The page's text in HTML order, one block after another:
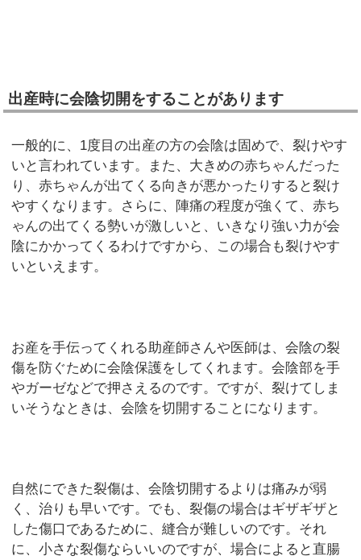
出産時に会陰切開をすることがあります
一般的に、1度目の出産の方の会陰は固めで、裂けやす
いと言われています。また、大きめの赤ちゃんだった
り、赤ちゃんが出てくる向きが悪かったりすると裂け
やすくなります。さらに、陣痛の程度が強くて、赤ち
ゃんの出てくる勢いが激しいと、いきなり強い力が会
陰にかかってくるわけですから、この場合も裂けやす
いといえます。
お産を手伝ってくれる助産師さんや医師は、会陰の裂
傷を防ぐために会陰保護をしてくれます。会陰部を手
やガーゼなどで押さえるのです。ですが、裂けてしま
いそうなときは、会陰を切開することになります。
自然にできた裂傷は、会陰切開するよりは痛みが弱
く、治りも早いです。でも、裂傷の場合はギザギザと
した傷口であるために、縫合が難しいのです。それ
に、小さな裂傷ならいいのですが、場合によると直腸